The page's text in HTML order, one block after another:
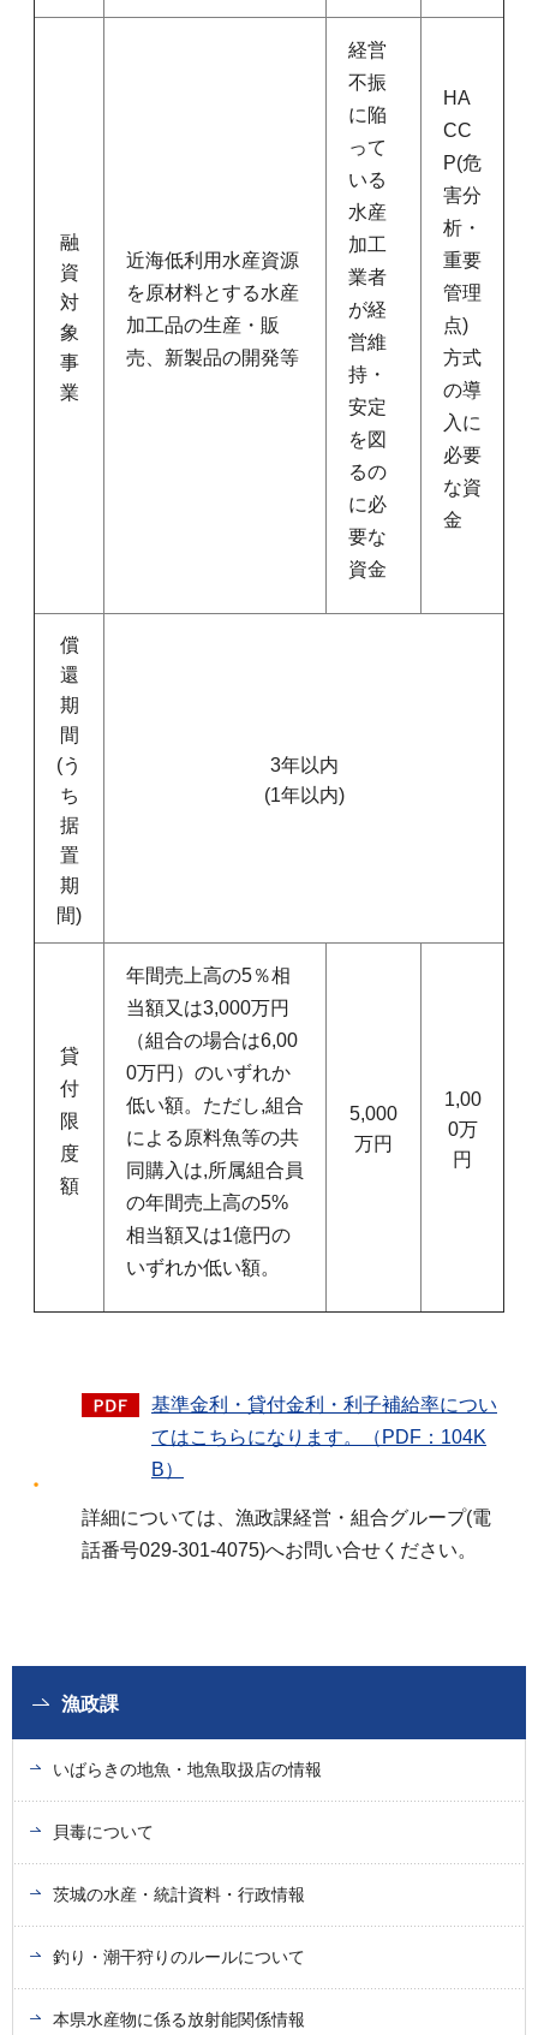
融
資
対
象
事
業
近海低利用水産資源
を原材料とする水産
加工品の生産・販
売、新製品の開発等
経営
不振
に陥
って
いる
水産
加工
業者
が経
営維
持・
安定
を図
るの
に必
要な
資金
HA
CC
P(危
害分
析・
重要
管理
点)
方式
の導
入に
必要
な資
金
償
還
期
間
(う
ち
据
置
期
間)
3年以内
(1年以内)
貸
付
限
度
額
年間売上高の5％相
当額又は3,000万円
（組合の場合は6,00
0万円）のいずれか
低い額。ただし,組合
による原料魚等の共
同購入は,所属組合員
の年間売上高の5%
相当額又は1億円の
いずれか低い額。
5,000
万円
1,00
0万
円
基準金利・貸付金利・利子補給率につい
てはこちらになります。（PDF：104K
B）
詳細については、漁政課経営・組合グループ(電
話番号029-301-4075)へお問い合せください。
漁政課
いばらきの地魚・地魚取扱店の情報
貝毒について
茨城の水産・統計資料・行政情報
釣り・潮干狩りのルールについて
本県水産物に係る放射能関係情報